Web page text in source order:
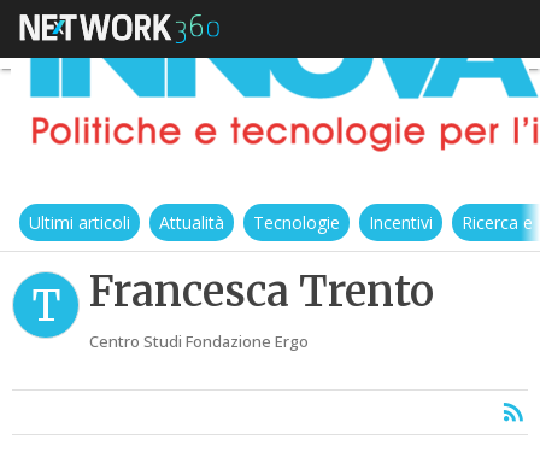
Ultimi articoli Attualità Tecnologie Incentivi Ricerca
T Francesca Trento
Centro Studi Fondazione Ergo